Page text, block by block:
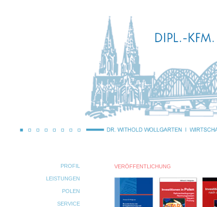
PROFIL
LEISTUNGEN
POLEN
SERVICE
VERÖFFENTLICHUNG